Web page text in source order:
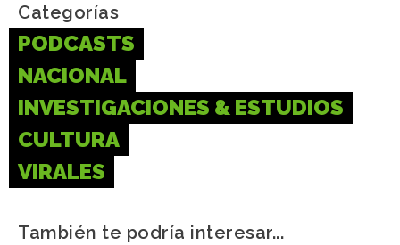
Categorías
PODCASTS
NACIONAL
INVESTIGACIONES & ESTUDIOS
CULTURA
VIRALES
También te podría interesar...